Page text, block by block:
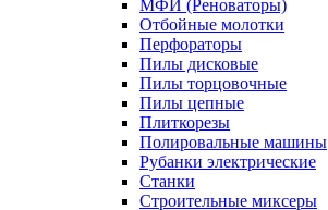
МФИ (Реноваторы)
Отбойные молотки
Перфораторы
Пилы дисковые
Пилы торцовочные
Пилы цепные
Плиткорезы
Полировальные машины
Рубанки электрические
Станки
Строительные миксеры